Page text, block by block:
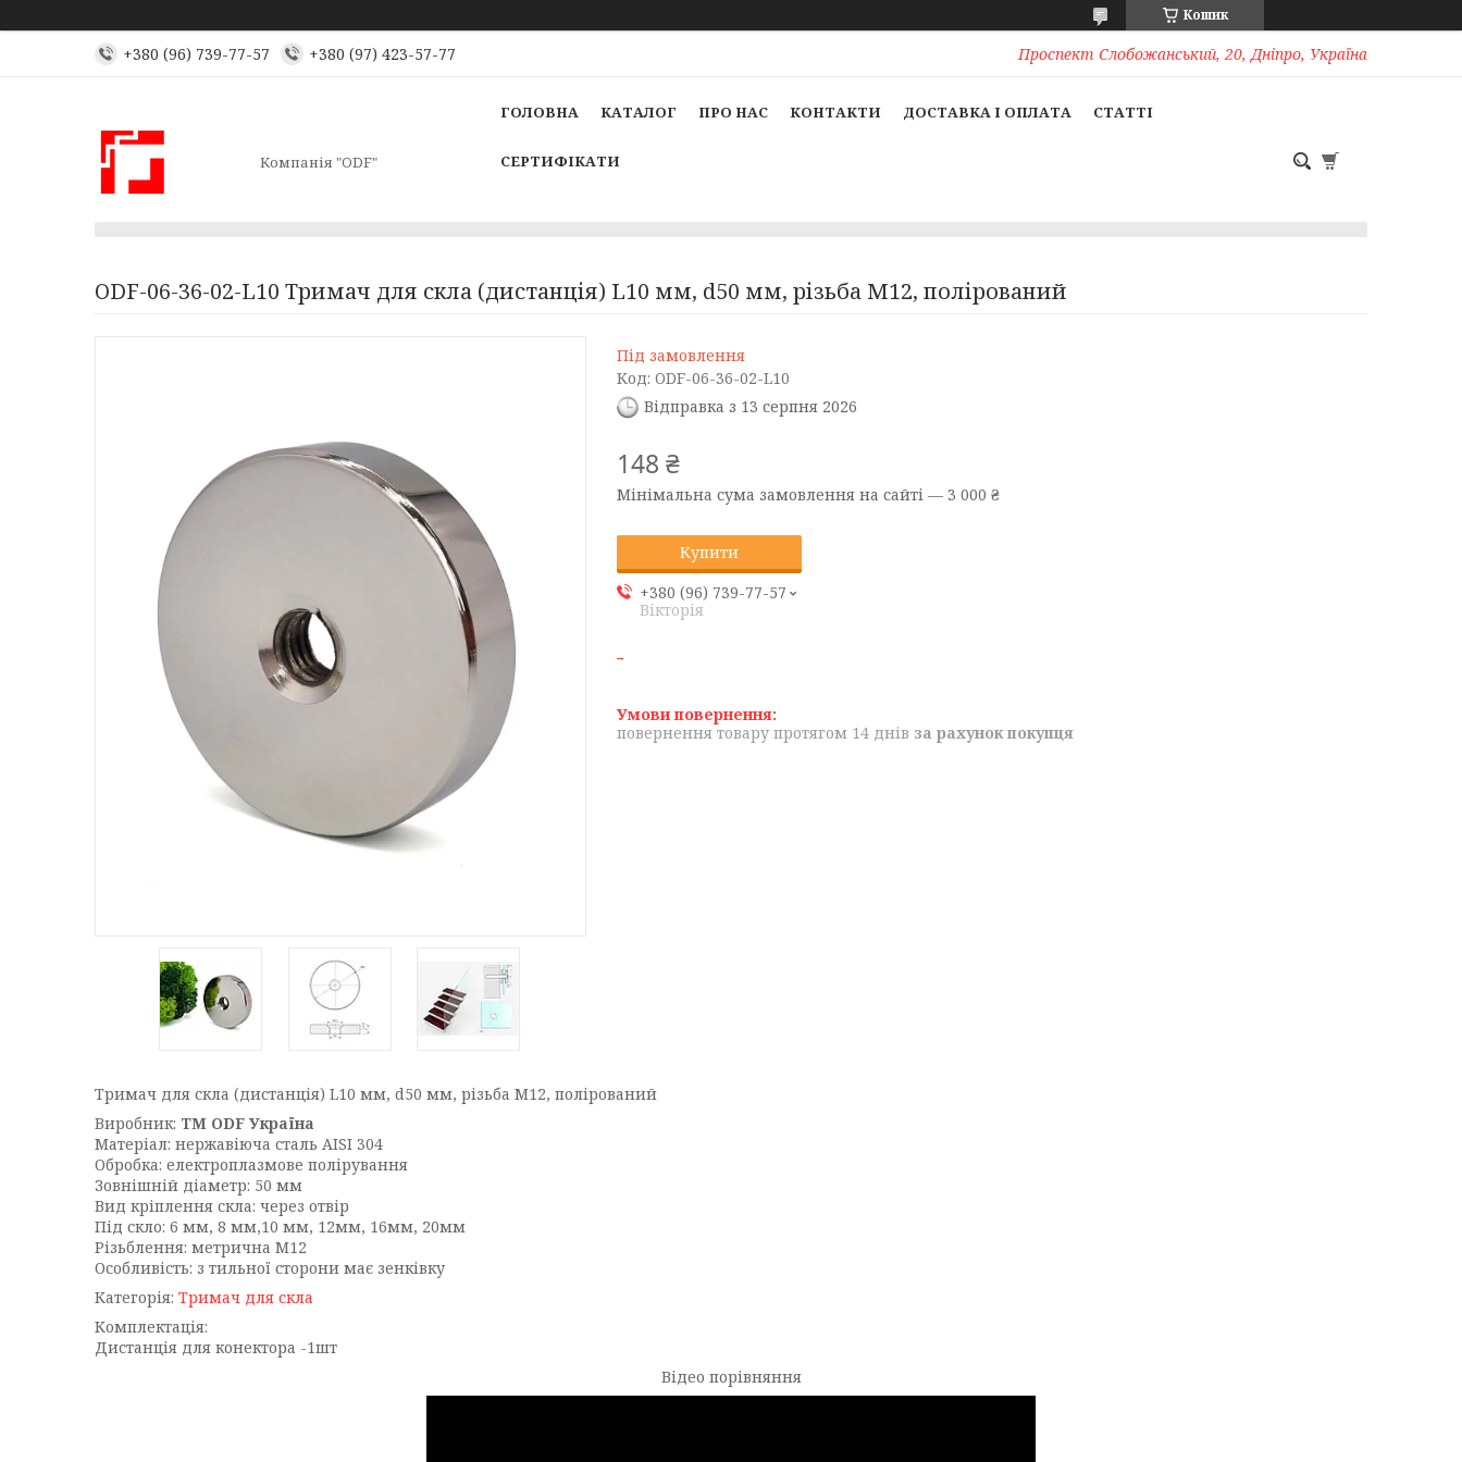
Кошик
+380 (96) 739-77-57 +380 (97) 423-57-77 Проспект Слобожанський, 20, Дніпро, Україна
Компанія "ODF"
ГОЛОВНА КАТАЛОГ ПРО НАС КОНТАКТИ ДОСТАВКА І ОПЛАТА СТАТТІ
СЕРТИФІКАТИ
ODF-06-36-02-L10 Тримач для скла (дистанція) L10 мм, d50 мм, різьбa М12, полірований
Під замовлення
Код: ODF-06-36-02-L10
Відправка з 13 серпня 2026
148 ₴
Мінімальна сума замовлення на сайті — 3 000 ₴
Купити
+380 (96) 739-77-57
Вікторія
повернення товару протягом 14 днів за рахунок покупця
Тримач для скла (дистанція) L10 мм, d50 мм, різьбa М12, полірований
Виробник: ТМ ODF Україна
Матеріал: нержавіюча сталь AISI 304
Обробка: електроплазмове полірування
Зовнішній діаметр: 50 мм
Вид кріплення скла: через отвір
Під скло: 6 мм, 8 мм,10 мм, 12мм, 16мм, 20мм
Різьблення: метрична М12
Особливість: з тильної сторони має зенківку
Категорія: Тримач для скла
Комплектація:
Дистанція для конектора -1шт
Відео порівняння